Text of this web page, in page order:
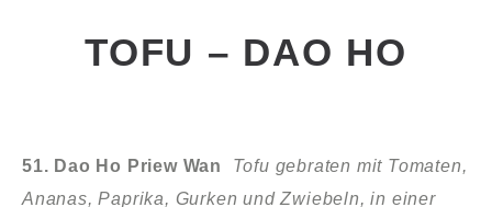
TOFU – DAO HO
51. Dao Ho Priew Wan Tofu gebraten mit Tomaten,
Ananas, Paprika, Gurken und Zwiebeln, in einer